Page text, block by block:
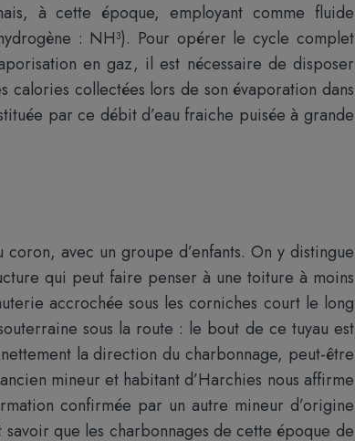
à cette époque, employant comme fluide
: NH³). Pour opérer le cycle complet
en gaz, il est nécessaire de disposer
calories collectées lors de son évaporation dans
par ce débit d’eau fraiche puisée à grande
avec un groupe d’enfants. On y distingue
qui peut faire penser à une toiture à moins
accrochée sous les corniches court le long
sous la route : le bout de ce tuyau est
la direction du charbonnage, peut-être
mineur et habitant d’Harchies nous affirme
confirmée par un autre mineur d’origine
que les charbonnages de cette époque de